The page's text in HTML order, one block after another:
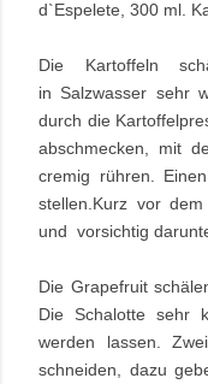
d`Espelete, 300 ml.
Die Kartoffeln
in Salzwasser sehr
durch die
abschmecken, mit
cremig rühren.
stellen.Kurz vor
und vorsichtig
Die Grapefruit
Die Schalotte sehr
werden lassen.
schneiden, dazu